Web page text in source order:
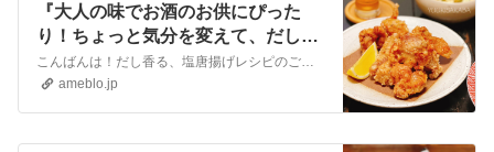
『大人の味でお酒のお供にぴった
り！ちょっと気分を変えて、だし香
る、塩唐揚げレシピ！』
こんばんは！だし香る、塩唐揚げレシピのご紹介です！ヤマキ 割烹白だし 1000mlAmazon（アマゾン）1,100〜1,250円私が愛用していて、大好きなヤ…
ameblo.jp